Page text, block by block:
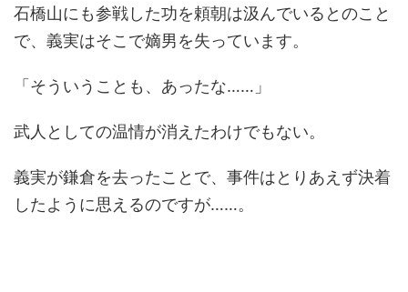
石橋山にも参戦した功を頼朝は汲んでいるとのこと
で、義実はそこで嫡男を失っています。
「そういうことも、あったな……」
武人としての温情が消えたわけでもない。
義実が鎌倉を去ったことで、事件はとりあえず決着
したように思えるのですが……。